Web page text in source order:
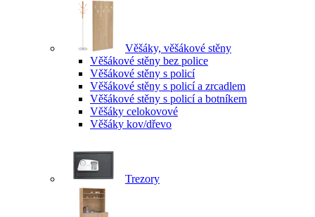
Věšáky, věšákové stěny
Věšákové stěny bez police
Věšákové stěny s policí
Věšákové stěny s policí a zrcadlem
Věšákové stěny s policí a botníkem
Věšáky celokovové
Věšáky kov/dřevo
Trezory